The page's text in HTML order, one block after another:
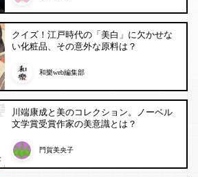
クイズ！江戸時代の「美白」に欠かせな
い化粧品、その意外な原料は？
和樂web編集部
川端康成と美のコレクション。ノーベル
文学賞受賞作家の美意識とは？
門賀美央子